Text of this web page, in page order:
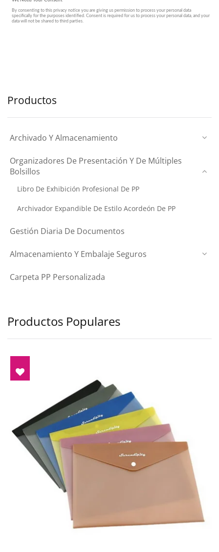
Productos
Archivado Y Almacenamiento
Organizadores De Presentación Y De Múltiples
Bolsillos
Libro De Exhibición Profesional De PP
Archivador Expandible De Estilo Acordeón De PP
Gestión Diaria De Documentos
Almacenamiento Y Embalaje Seguros
Carpeta PP Personalizada
Productos Populares